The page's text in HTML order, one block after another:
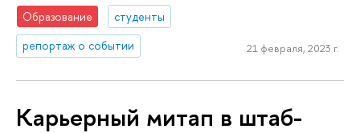
Образование
студенты
репортаж о событии
21 февраля, 2023 г.
Карьерный митап в штаб-